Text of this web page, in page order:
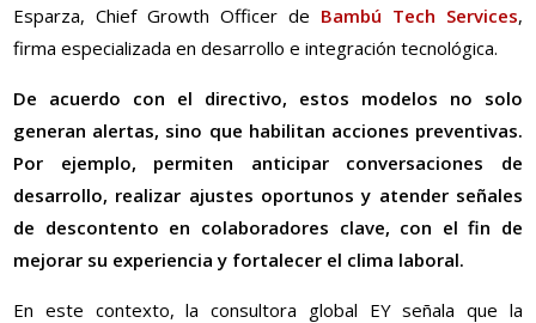
Esparza, Chief Growth Officer de Bambú Tech Services,
firma especializada en desarrollo e integración tecnológica.
De acuerdo con el directivo, estos modelos no solo
generan alertas, sino que habilitan acciones preventivas.
Por ejemplo, permiten anticipar conversaciones de
desarrollo, realizar ajustes oportunos y atender señales
de descontento en colaboradores clave, con el fin de
mejorar su experiencia y fortalecer el clima laboral.
En este contexto, la consultora global EY señala que la